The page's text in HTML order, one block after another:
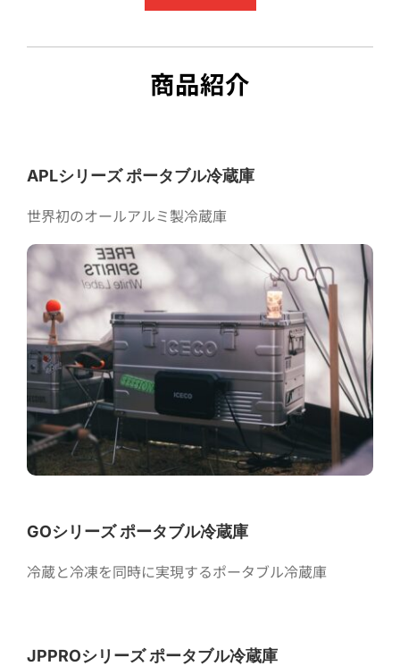
商品紹介
APLシリーズ ポータブル冷蔵庫
世界初のオールアルミ製冷蔵庫
GOシリーズ ポータブル冷蔵庫
冷蔵と冷凍を同時に実現するポータブル冷蔵庫
JPPROシリーズ ポータブル冷蔵庫